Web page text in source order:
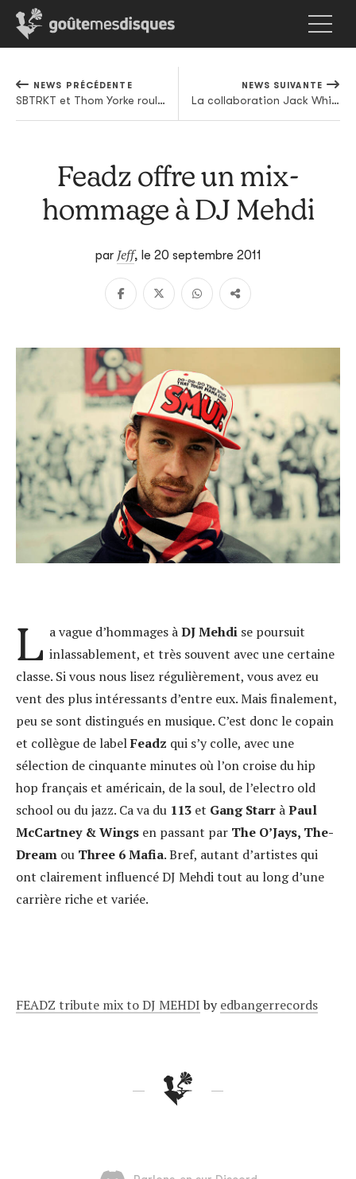
NEWS PRÉCÉDENTE
SBTRKT et Thom Yorke roulent pour Mary Anne Hobbs
NEWS SUIVANTE
La collaboration Jack White / ICP : la face B qui enfonce le clou
Feadz offre un mix-
hommage à DJ Mehdi
par Jeff, le 20 septembre 2011
L a vague d’hommages àDJ Mehdise poursuit
inlassablement, et très souvent avec une certaine
classe. Si vous nous lisez régulièrement, vous avez eu
vent des plus intéressants d’entre eux. Mais finalement,
peu se sont distingués en musique. C’est donc le copain
et collègue de labelFeadz qui s’y colle, avec une
sélection de cinquante minutes où l’on croise du hip
hop français et américain, de la soul, de l’electro old
school ou du jazz. Ca va du 113 et Gang Starr àPaul
McCartney & Wings en passant par The O’Jays, The-
Dream ou Three 6 Mafia. Bref, autant d’artistes qui
ont clairement influencé DJ Mehdi tout au long d’une
carrière riche et variée.
FEADZ tribute mix to DJ MEHDI byedbangerrecords